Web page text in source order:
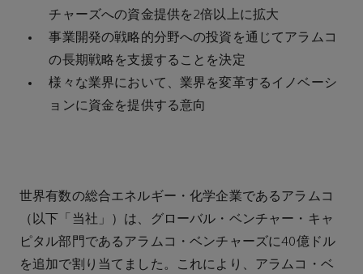
チャーズへの資金提供を2倍以上に拡大
事業開発の戦略的分野への投資を通じてアラムコ
の長期戦略を支援することを決定
様々な業界において、業界を変革するイノベーシ
ョンに資金を提供する意向
世界有数の総合エネルギー・化学企業であるアラムコ
（以下「当社」）は、グローバル・ベンチャー・キャ
ピタル部門であるアラムコ・ベンチャーズに40億ドル
を追加で割り当てました。これにより、アラムコ・ベ